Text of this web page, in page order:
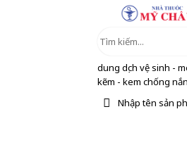
dung dịch vệ sinh -
kẽm - kem chống
Nhập tên sản